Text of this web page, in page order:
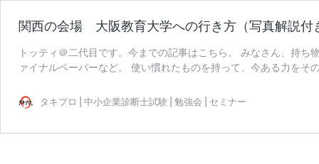
関西の会場 大阪教育大学への行き方（写真解説付
トッティ＠二代目です。今までの記事はこちら。 みなさん、持
ァイナルペーパーなど。 使い慣れたものを持って、今ある力を
タキプロ | 中小企業診断士試験 | 勉強会 | セミナー